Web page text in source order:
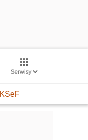
Serwisy
KSeF